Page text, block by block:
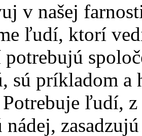
v našej
ľudí, ktorí
sú príkladom a
ľudí,